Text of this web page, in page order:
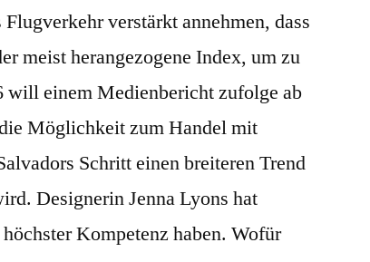
verstärkt annehmen, dass
meist herangezogene Index, um zu
will einem Medienbericht zufolge ab
Möglichkeit zum Handel mit
Schritt einen breiteren Trend
Designerin Jenna Lyons hat
Kompetenz haben. Wofür